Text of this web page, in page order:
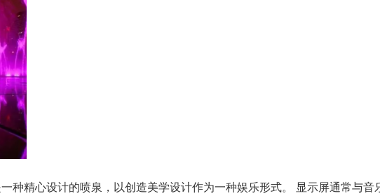
种精心设计的喷泉，以创造美学设计作为一种娱乐形式。 显示屏通常与音